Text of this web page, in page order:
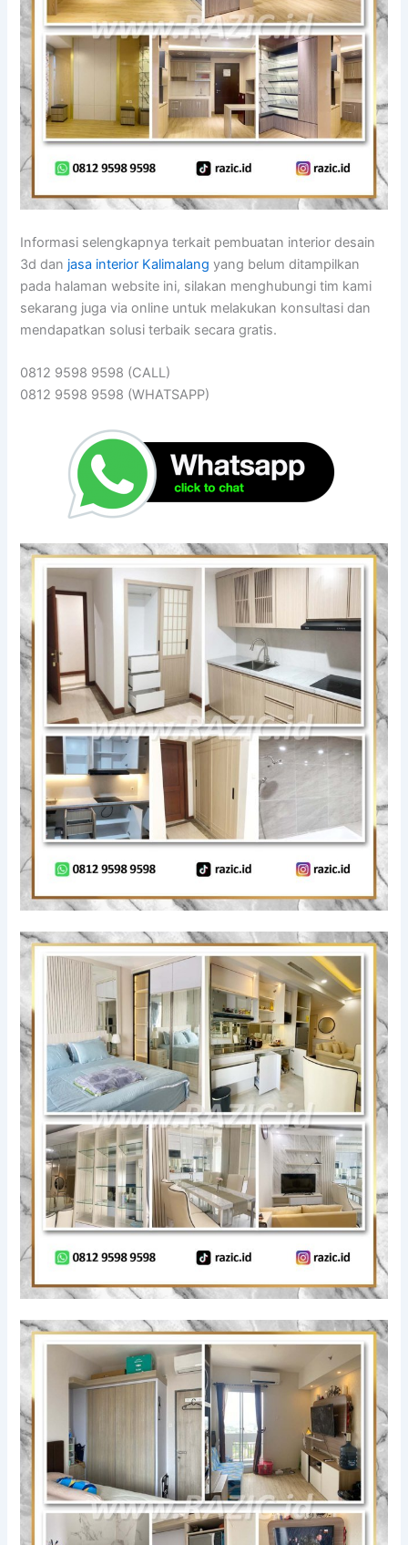
Informasi selengkapnya terkait pembuatan interior desain
3d dan jasa interior Kalimalang yang belum ditampilkan
pada halaman website ini, silakan menghubungi tim kami
sekarang juga via online untuk melakukan konsultasi dan
mendapatkan solusi terbaik secara gratis.
0812 9598 9598 (CALL)
0812 9598 9598 (WHATSAPP)